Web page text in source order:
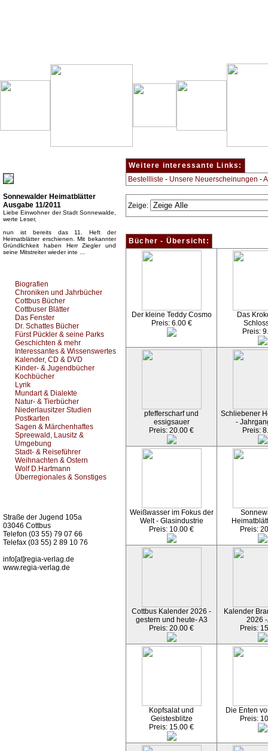
Sonnewalder Heimatblätter
Ausgabe 11/2011
Liebe Einwohner der Stadt Sonnewalde,
werte Leser,
nun ist bereits das 11. Heft der
Heimatblätter erschienen. Mit bekannter
Gründlichkeit haben Herr Ziegler und
seine Mitstreiter wieder inte ...
Biografien
Chroniken und Jahrbücher
Cottbus Bücher
Cottbuser Blätter
Das Fenster
Dr. Schattes Bücher
Fürst Pückler & seine Parks
Geschichten & mehr
Interessantes & Wissenswertes
Kalender, CD & DVD
Kinder- & Jugendbücher
Kochbücher
Lyrik
Mundart & Dialekte
Natur- & Tierbücher
Niederlausitzer Studien
Postkarten
Sagen & Märchenhaftes
Spreewald, Lausitz &
Umgebung
Stadt- & Reiseführer
Weihnachten & Ostern
Wolf D.Hartmann
Überregionales & Sonstiges
Straße der Jugend 105a
03046 Cottbus
Telefon (03 55) 79 07 66
Telefax (03 55) 2 89 10 76
info[at]regia-verlag.de
www.regia-verlag.de
Weitere interessante Links:
Bestellliste - Unsere Neuerscheinungen -
Zeige:
Bücher - Übersicht:
Der kleine Teddy Cosmo
Preis: 6.00 €
Das
Preis:
pfefferscharf und
essigsauer
Preis: 20.00 €
Schliebener
-
Preis:
Weißwasser im Fokus der
Welt - Glasindustrie
Preis: 10.00 €
Preis:
Cottbus Kalender 2026 -
gestern und heute- A3
Preis: 20.00 €
Kalender
2026
Preis:
Kopfsalat und
Geistesblitze
Preis: 15.00 €
Die Enten
Preis: